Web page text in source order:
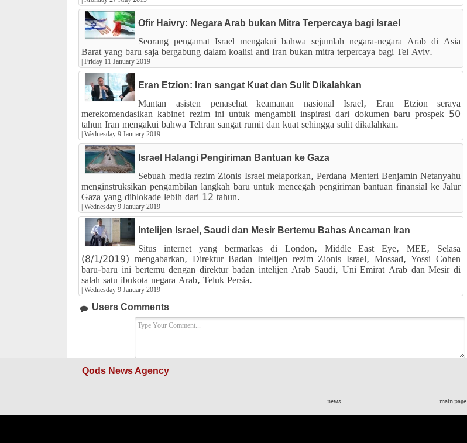
Ofir Haivry: Negara Arab bukan Mitra Terpercaya bagi Israel
Seorang pengamat Israel mengakui bahwa sejumlah negara-negara Arab di Asia
Barat yang baru saja bergabung dalam koalisi anti Iran bukan mitra terpercaya bagi Tel Aviv.
|Friday 11 January 2019
Eran Etzion: Iran sangat Kuat dan Sulit Dikalahkan
Mantan asisten penasehat keamanan nasional Israel, Eran Etzion seraya
merekomendasikan kabinet rezim ini untuk mengambil inspirasi dari dokumen baru prospek 50
tahun Iran mengakui bahwa Tehran sangat rumit dan kuat sehingga sulit dikalahkan.
|Wednesday 9 January 2019
Israel Halangi Pengiriman Bantuan ke Gaza
Sebuah media rezim Zionis Israel melaporkan, Perdana Menteri Benjamin Netanyahu
menginstruksikan pengambilan langkah baru untuk mencegah pengiriman bantuan finansial ke Jalur
Gaza yang diblokade lebih dari 12 tahun.
|Wednesday 9 January 2019
Intelijen Israel, Saudi dan Mesir Bertemu Bahas Ancaman Iran
Situs internet yang bermarkas di London, Middle East Eye, MEE, Selasa
(8/1/2019) mengabarkan, Direktur Badan Intelijen rezim Zionis Israel, Mossad, Yossi Cohen
baru-baru ini bertemu dengan direktur badan intelijen Arab Saudi, Uni Emirat Arab dan Mesir di
salah satu ibukota negara Arab, Teluk Persia.
|Wednesday 9 January 2019
Users Comments
Qods News Agency
news main page